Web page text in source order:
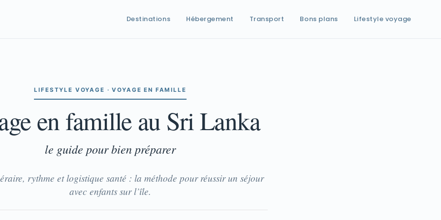
Destinations Hébergement Transport Bons plans Lifestyle voyage
LIFESTYLE VOYAGE · VOYAGE EN FAMILLE
en famille au Sri Lanka
le guide pour bien préparer
rythme et logistique santé : la méthode pour réussir un séjour
avec enfants sur l’île.